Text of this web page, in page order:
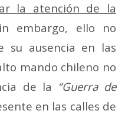
la atención de la
embargo, ello no
su ausencia en las
mando chileno no
de la “Guerra de
en las calles de